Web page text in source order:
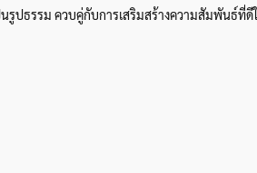
ปธรรม ควบคู่กับการเสริมสร้างความสัมพันธ์ที่ดี